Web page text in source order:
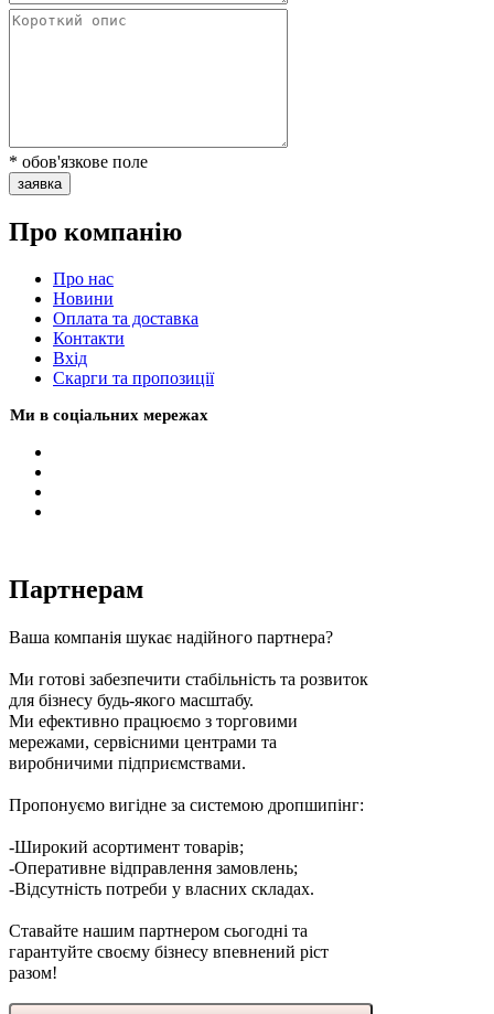
* обов'язкове поле
заявка
Про компанію
Про нас
Новини
Оплата та доставка
Контакти
Вхiд
Скарги та пропозиції
Ми в соціальних мережах
Партнерам
Ваша компанія шукає надійного партнера?
Ми готові забезпечити стабільність та розвиток
для бізнесу будь-якого масштабу.
Ми ефективно працюємо з торговими
мережами, сервісними центрами та
виробничими підприємствами.
Пропонуємо вигідне за системою дропшипінг:
-Широкий асортимент товарів;
-Оперативне відправлення замовлень;
-Відсутність потреби у власних складах.
Ставайте нашим партнером сьогодні та
гарантуйте своєму бізнесу впевнений ріст
разом!